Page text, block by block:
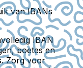
van IBANs
IBAN
boetes en
Zorg voor